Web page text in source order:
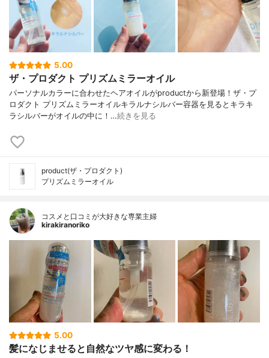
5.00
ザ・プロダクト プリズムミラーオイル
パーソナルカラーに合わせたヘアオイルがproductから新登場！ザ・プ
ロダクト プリズムミラーオイルキラルナシルバー容器を見るとキラキ
ラシルバーがオイルの中に！…続きを見る
product(ザ・プロダクト)
プリズムミラーオイル
コスメと口コミが大好きな専業主婦
kirakiranoriko
5.00
髪になじませると自然なツヤ感に変わる！